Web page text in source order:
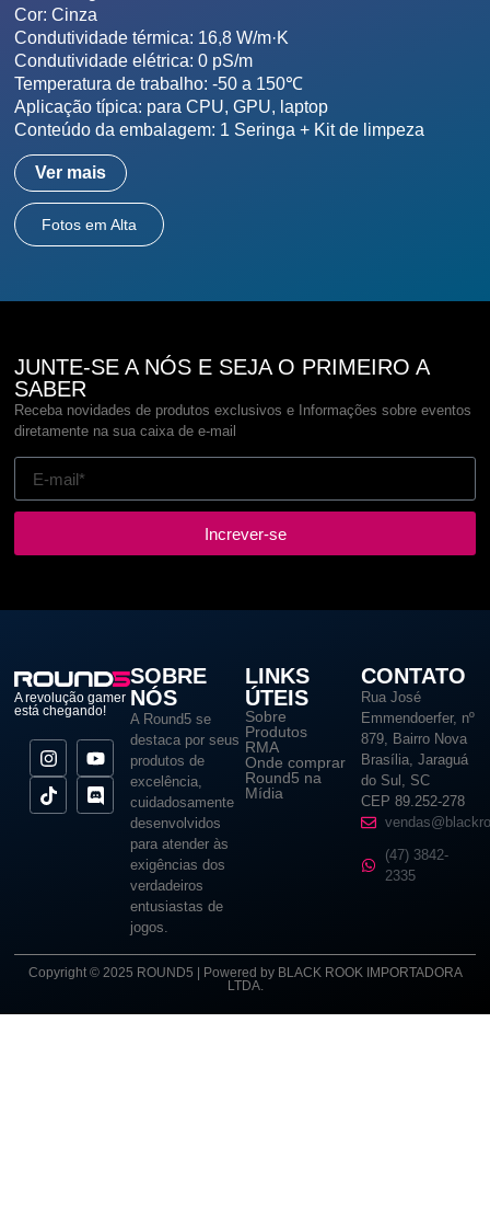
Cor: Cinza
Condutividade térmica: 16,8 W/m·K
Condutividade elétrica: 0 pS/m
Temperatura de trabalho: -50 a 150℃
Aplicação típica: para CPU, GPU, laptop
Conteúdo da embalagem: 1 Seringa + Kit de limpeza
Ver mais
Fotos em Alta
JUNTE-SE A NÓS E SEJA O PRIMEIRO A
SABER
Receba novidades de produtos exclusivos e Informações sobre eventos
diretamente na sua caixa de e-mail
Increver-se
A revolução gamer
está chegando!
SOBRE
NÓS
A Round5 se
destaca por seus
produtos de
excelência,
cuidadosamente
desenvolvidos
para atender às
exigências dos
verdadeiros
entusiastas de
jogos.
LINKS
ÚTEIS
Sobre
Produtos
RMA
Onde comprar
Round5 na
Mídia
CONTATO
Rua José
Emmendoerfer, nº
879, Bairro Nova
Brasília, Jaraguá
do Sul, SC
CEP 89.252-278
(47) 3842-
2335
Copyright © 2025 ROUND5 | Powered by BLACK ROOK IMPORTADORA
LTDA.